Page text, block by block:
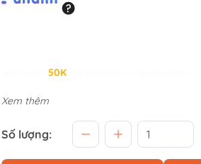
50K
Xem thêm
Số lượng: